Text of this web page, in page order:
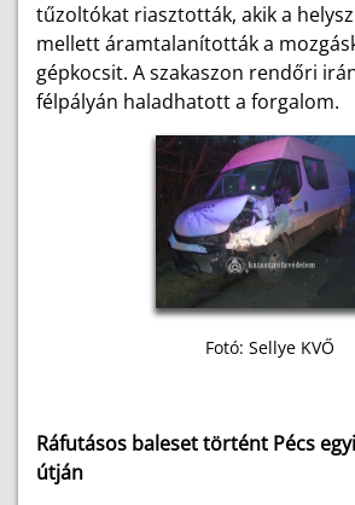
tűzoltókat riasztották, akik a
mellett áramtalanították a
gépkocsit. A szakaszon rendőri
félpályán haladhatott a forgalom.
Fotó: Sellye KVŐ
Ráfutásos baleset történt Pécs
útján